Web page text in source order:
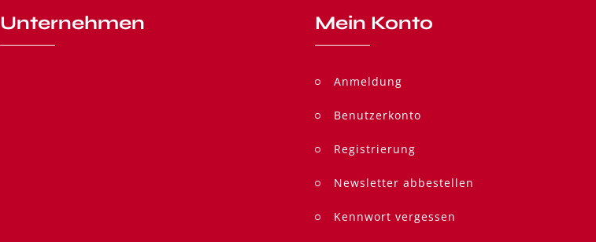
Unternehmen Mein Konto
Anmeldung
Benutzerkonto
Registrierung
Newsletter abbestellen
Kennwort vergessen